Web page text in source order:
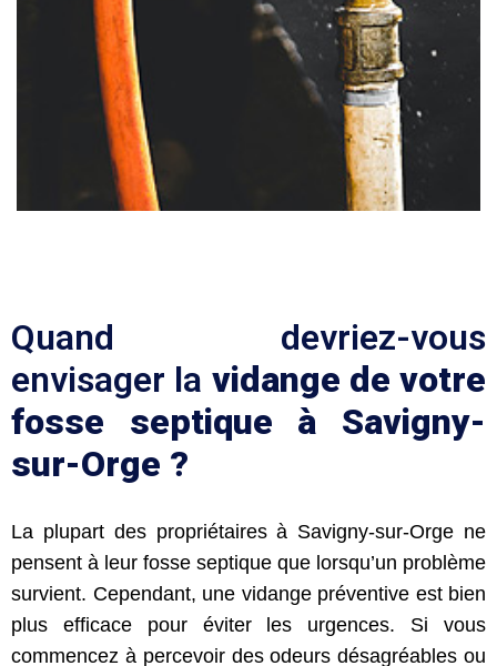
Quand devriez-vous
envisager la vidange de votre
fosse septique à Savigny-
sur-Orge ?
La plupart des propriétaires à Savigny-sur-Orge ne
pensent à leur fosse septique que lorsqu’un problème
survient. Cependant, une vidange préventive est bien
plus efficace pour éviter les urgences. Si vous
commencez à percevoir des odeurs désagréables ou